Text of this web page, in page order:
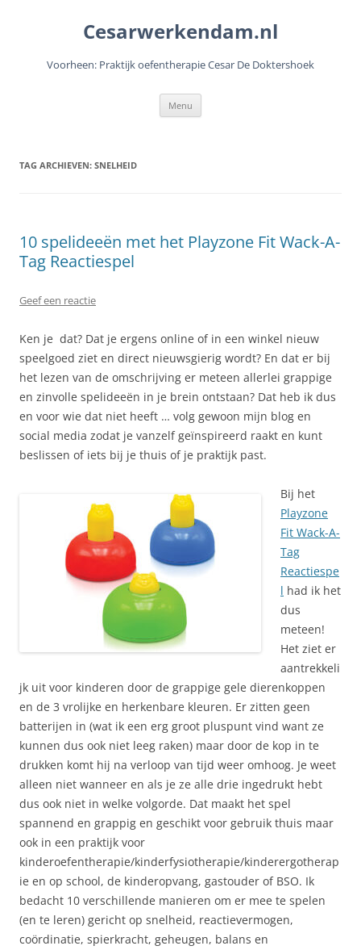
Cesarwerkendam.nl
Voorheen: Praktijk oefentherapie Cesar De Doktershoek
Menu
TAG ARCHIEVEN: SNELHEID
10 spelideeën met het Playzone Fit Wack-A-
Tag Reactiespel
Geef een reactie
Ken je dat? Dat je ergens online of in een winkel nieuw
speelgoed ziet en direct nieuwsgierig wordt? En dat er bij
het lezen van de omschrijving er meteen allerlei grappige
en zinvolle spelideeën in je brein ontstaan? Dat heb ik dus
en voor wie dat niet heeft … volg gewoon mijn blog en
social media zodat je vanzelf geïnspireerd raakt en kunt
beslissen of iets bij je thuis of je praktijk past.
Bij het
Playzone
Fit Wack-A-
Tag
Reactiespe
l had ik het
dus
meteen!
Het ziet er
aantrekkeli
jk uit voor kinderen door de grappige gele dierenkoppen
en de 3 vrolijke en herkenbare kleuren. Er zitten geen
batterijen in (wat ik een erg groot pluspunt vind want ze
kunnen dus ook niet leeg raken) maar door de kop in te
drukken komt hij na verloop van tijd weer omhoog. Je weet
alleen niet wanneer en als je ze alle drie ingedrukt hebt
dus ook niet in welke volgorde. Dat maakt het spel
spannend en grappig en geschikt voor gebruik thuis maar
ook in een praktijk voor
kinderoefentherapie/kinderfysiotherapie/kinderergotherap
ie en op school, de kinderopvang, gastouder of BSO. Ik
bedacht 10 verschillende manieren om er mee te spelen
(en te leren) gericht op snelheid, reactievermogen,
coördinatie, spierkracht, geheugen, balans en